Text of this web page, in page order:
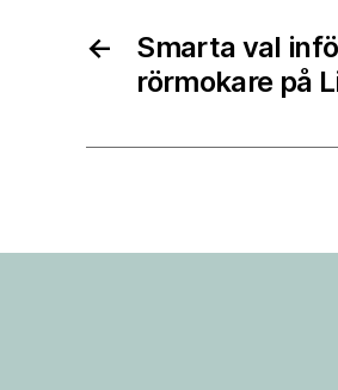
←
Smarta val
rörmokare på